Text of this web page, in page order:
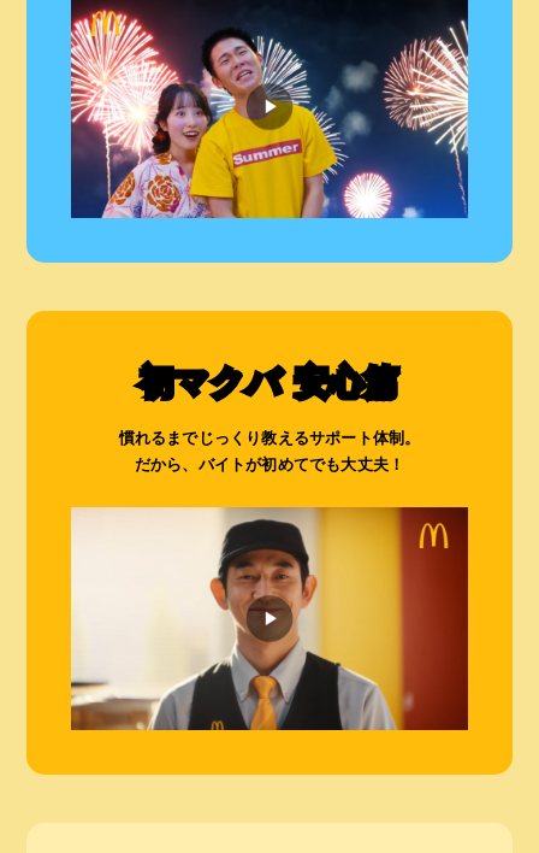
初マクバ 安心篇
慣れるまでじっくり教えるサポート体制。
だから、バイトが初めてでも大丈夫！